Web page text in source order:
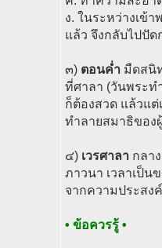
ง. ในระหว่างเข้
แล้ว จึงกลับไปปั
๓) ตอนค่ำ มืดสนิ
ที่ศาลา (วันพระท
ก็ต้องสวด แล้วแต่
ทำลายสมาธิของ
๔) เวรศาลา กลา
ภาวนา เวลาเป็
จากความประสง
• ข้อควรรู้ •